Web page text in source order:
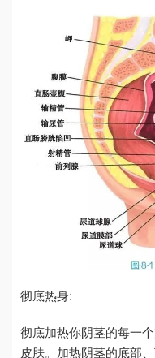
彻底热身:
彻底加热你阴茎的每一
皮肤。加热阴茎的底部